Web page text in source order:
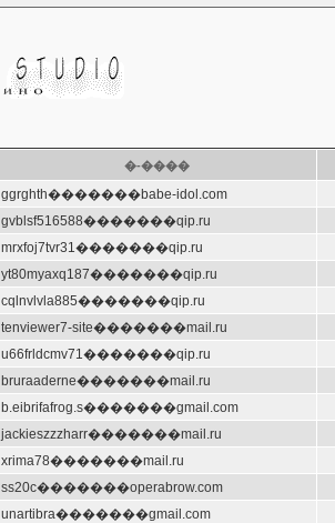
�-����
ggrghth�������babe-idol.com
gvblsf516588�������qip.ru
mrxfoj7tvr31�������qip.ru
yt80myaxq187�������qip.ru
cqlnvlvla885�������qip.ru
tenviewer7-site�������mail.ru
u66frldcmv71�������qip.ru
bruraaderne�������mail.ru
b.eibrifafrog.s�������gmail.com
jackieszzzharr�������mail.ru
xrima78�������mail.ru
ss20c�������operabrow.com
unartibra�������gmail.com